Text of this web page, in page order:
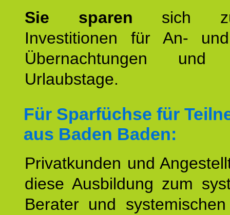
Sie sparen sich
Investitionen für An-
Übernachtungen und
Urlaubstage.
Für Sparfüchse für
aus Baden Baden:
Privatkunden und
diese Ausbildung zum
Berater und